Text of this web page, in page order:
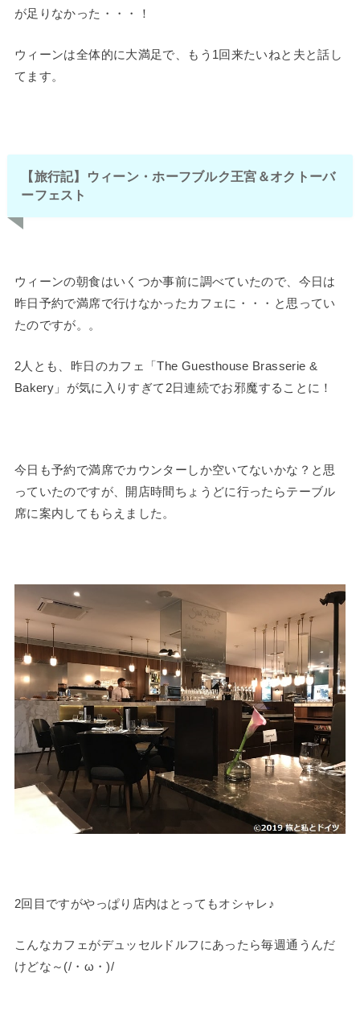
が足りなかった・・・！
ウィーンは全体的に大満足で、もう1回来たいねと夫と話し
てます。
【旅行記】ウィーン・ホーフブルク王宮＆オクトーバ
ーフェスト
ウィーンの朝食はいくつか事前に調べていたので、今日は
昨日予約で満席で行けなかったカフェに・・・と思ってい
たのですが。。
2人とも、昨日のカフェ「The Guesthouse Brasserie &
Bakery」が気に入りすぎて2日連続でお邪魔することに！
今日も予約で満席でカウンターしか空いてないかな？と思
っていたのですが、開店時間ちょうどに行ったらテーブル
席に案内してもらえました。
2回目ですがやっぱり店内はとってもオシャレ♪
こんなカフェがデュッセルドルフにあったら毎週通うんだ
けどな～(/・ω・)/